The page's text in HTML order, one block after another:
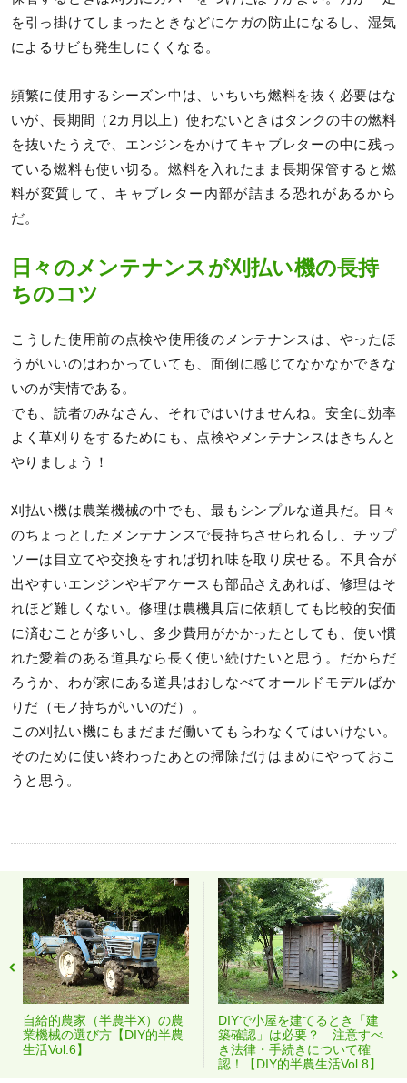
を引っ掛けてしまったときなどにケガの防止になるし、湿気
によるサビも発生しにくくなる。
頻繁に使用するシーズン中は、いちいち燃料を抜く必要はな
いが、長期間（2カ月以上）使わないときはタンクの中の燃料
を抜いたうえで、エンジンをかけてキャブレターの中に残っ
ている燃料も使い切る。燃料を入れたまま長期保管すると燃
料が変質して、キャブレター内部が詰まる恐れがあるから
だ。
日々のメンテナンスが刈払い機の長持
ちのコツ
こうした使用前の点検や使用後のメンテナンスは、やったほ
うがいいのはわかっていても、面倒に感じてなかなかできな
いのが実情である。
でも、読者のみなさん、それではいけませんね。安全に効率
よく草刈りをするためにも、点検やメンテナンスはきちんと
やりましょう！
刈払い機は農業機械の中でも、最もシンプルな道具だ。日々
のちょっとしたメンテナンスで長持ちさせられるし、チップ
ソーは目立てや交換をすれば切れ味を取り戻せる。不具合が
出やすいエンジンやギアケースも部品さえあれば、修理はそ
れほど難しくない。修理は農機具店に依頼しても比較的安価
に済むことが多いし、多少費用がかかったとしても、使い慣
れた愛着のある道具なら長く使い続けたいと思う。だからだ
ろうか、わが家にある道具はおしなべてオールドモデルばか
りだ（モノ持ちがいいのだ）。
この刈払い機にもまだまだ働いてもらわなくてはいけない。
そのために使い終わったあとの掃除だけはまめにやっておこ
うと思う。
自給的農家（半農半X）の農
業機械の選び方【DIY的半農
生活Vol.6】
DIYで小屋を建てるとき「建
築確認」は必要？ 注意すべ
き法律・手続きについて確
認！【DIY的半農生活Vol.8】